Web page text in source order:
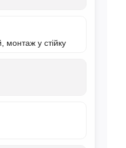
монтаж у стійку